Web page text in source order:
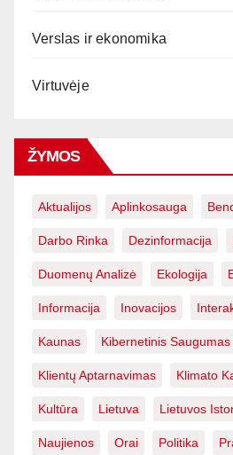
Verslas ir ekonomika
Virtuvėje
ŽYMOS
Aktualijos Aplinkosauga
Darbo Rinka Dezinformacija
Duomenų Analizė Ekologija
Informacija Inovacijos
Kaunas Kibernetinis Saugumas
Klientų Aptarnavimas Klimato
Kultūra Lietuva Lietuvos
Naujienos Orai Politika